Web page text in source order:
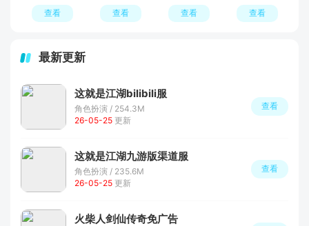
查看 查看 查看 查看
最新更新
这就是江湖bilibili服
角色扮演 / 254.3M
26-05-25 更新
查看
这就是江湖九游版渠道服
角色扮演 / 235.6M
26-05-25 更新
查看
火柴人剑仙传奇免广告